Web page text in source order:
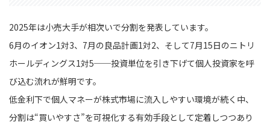
2025年は小売大手が相次いで分割を発表しています。
6月のイオン1対3、7月の良品計画1対2、そして7月15日のニトリ
ホールディングス1対5──投資単位を引き下げて個人投資家を呼
び込む流れが鮮明です。
低金利下で個人マネーが株式市場に流入しやすい環境が続く中、
分割は“買いやすさ”を可視化する有効手段として定着しつつあり